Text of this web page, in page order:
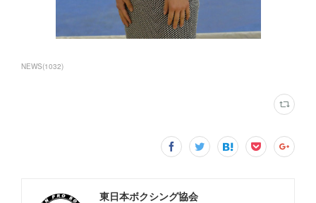
NEWS(1032)
東日本ボクシング協会